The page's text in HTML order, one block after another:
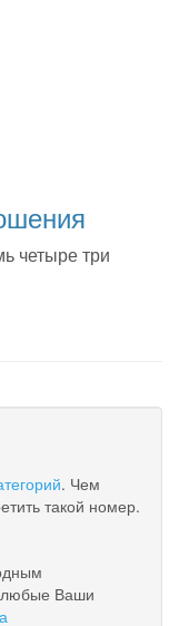
четыре три
. Чем
такой номер.
любые Ваши